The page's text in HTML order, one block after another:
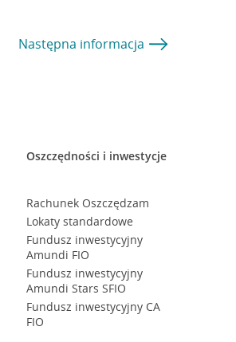
Następna informacja
Oszczędności i inwestycje
Rachunek Oszczędzam
Lokaty standardowe
Fundusz inwestycyjny
Amundi FIO
Fundusz inwestycyjny
Amundi Stars SFIO
Fundusz inwestycyjny CA
FIO